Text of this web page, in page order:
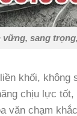
sang
khối, không
chịu lực
văn chạm